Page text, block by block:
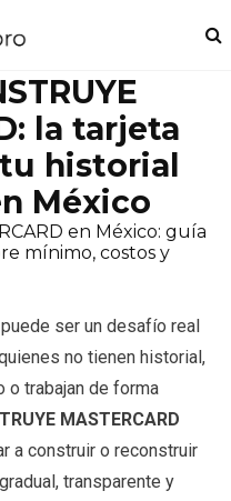
la tarjeta
historial
México
en México: guía
mínimo, costos y
ser un desafío real
no tienen historial,
o trabajan de forma
MASTERCARD
a construir o reconstruir
transparente y